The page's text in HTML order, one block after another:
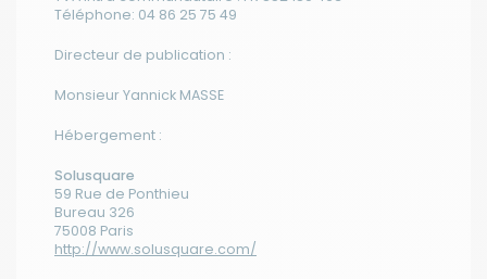
Téléphone: 04 86 25 75 49
Directeur de publication :
Monsieur Yannick MASSE
Hébergement :
Solusquare
59 Rue de Ponthieu
Bureau 326
75008 Paris
http://www.solusquare.com/